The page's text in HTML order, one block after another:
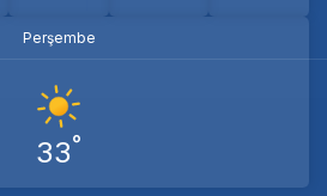
Perşembe
33°